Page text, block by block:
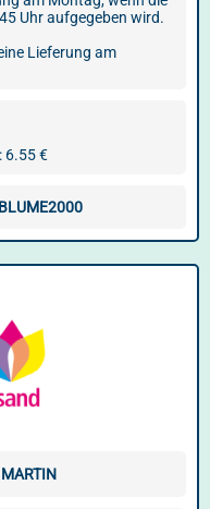
Uhr aufgegeben wird.
Lieferung am
6.55 €